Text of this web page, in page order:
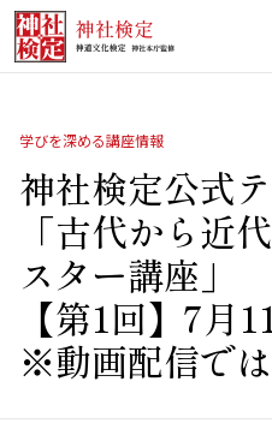
[an error occurred while
学びを深める講座情報
神社検定公式
「古代から近
スター講座」
【第1回】7月
※動画配信で